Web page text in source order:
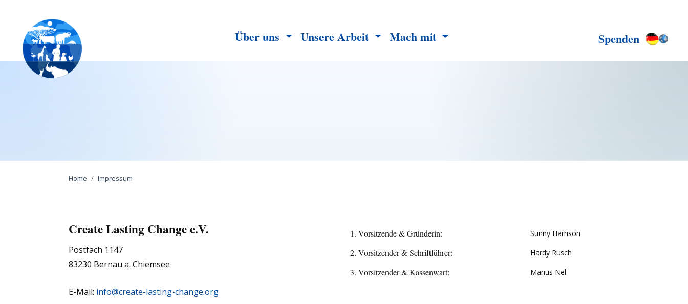
Über uns Unsere Arbeit Mach mit Spenden
Home Impressum
Create Lasting Change e.V.
Postfach 1147
83230 Bernau a. Chiemsee
E-Mail: info@create-lasting-change.org
1. Vorsitzende & Gründerin: Sunny Harrison
2. Vorsitzender & Schriftführer: Hardy Rusch
3. Vorsitzender & Kassenwart: Marius Nel